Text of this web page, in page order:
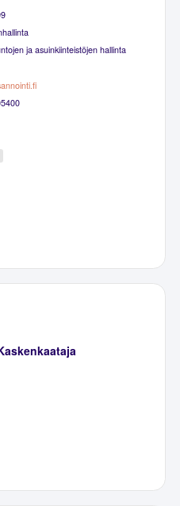
ja asuinkiinteistöjen hallinta